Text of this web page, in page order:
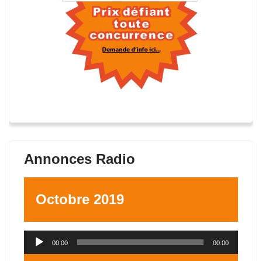
Annonces Radio
Octobre 2019
Lecteur
00:00 00:00